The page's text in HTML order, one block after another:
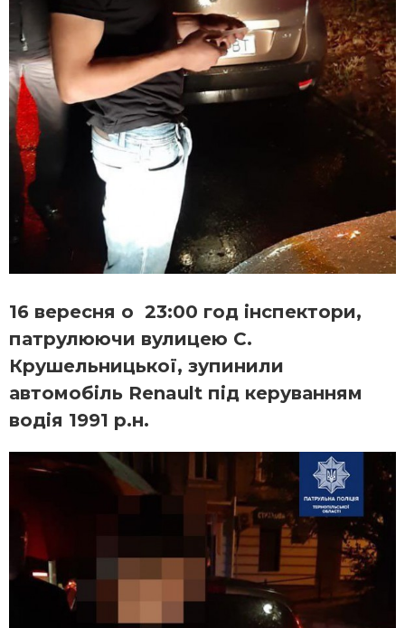
16 вересня о 23:00 год інспектори,
патрулюючи вулицею С.
Крушельницької, зупинили
автомобіль Renault під керуванням
водія 1991 р.н.